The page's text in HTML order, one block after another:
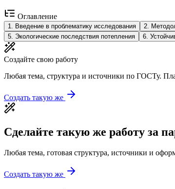
Оглавление
1. Введение в проблематику исследования 2.
5. Экологические последствия потепления 6.
Создайте свою работу
Любая тема, структура и источники по ГОСТу.
Создать такую же
Сделайте такую же работу за
Любая тема, готовая структура, источники и
Создать такую же